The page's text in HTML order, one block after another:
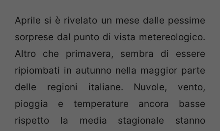
Aprile si è rivelato un mese dalle pessime
sorprese dal punto di vista metereologico.
Altro che primavera, sembra di essere
ripiombati in autunno nella maggior parte
delle regioni italiane. Nuvole, vento,
pioggia e temperature ancora basse
rispetto la media stagionale stanno